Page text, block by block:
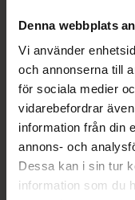
Denna webbplats
Vi använder
och annonserna till
för sociala medier
vidarebefordrar
information från din
annons- och
Dessa kan i sin tur
information som du
Brynild
Køb